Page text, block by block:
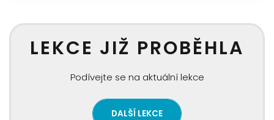
LEKCE JIŽ PROBĚHLA
Podívejte se na aktuální lekce
DALŠÍ LEKCE